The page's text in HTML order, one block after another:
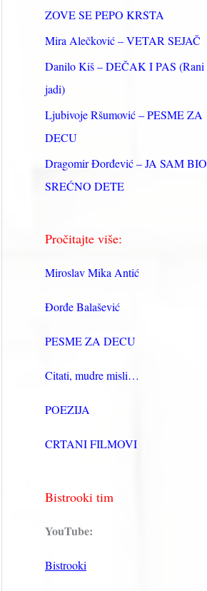
а
ZOVE SE PEPO KRSTA
Mira Alečković – VETAR SEJAČ
Danilo Kiš – DEČAK I PAS (Rani
jadi)
Ljubivoje Ršumović – PESME ZA
DECU
Dragomir Đorđević – JA SAM BIO
SREĆNO DETE
Pročitajte više:
Miroslav Mika Antić
Đorđe Balašević
PESME ZA DECU
Citati, mudre misli…
POEZIJA
CRTANI FILMOVI
Bistrooki tim
YouTube:
Bistrooki